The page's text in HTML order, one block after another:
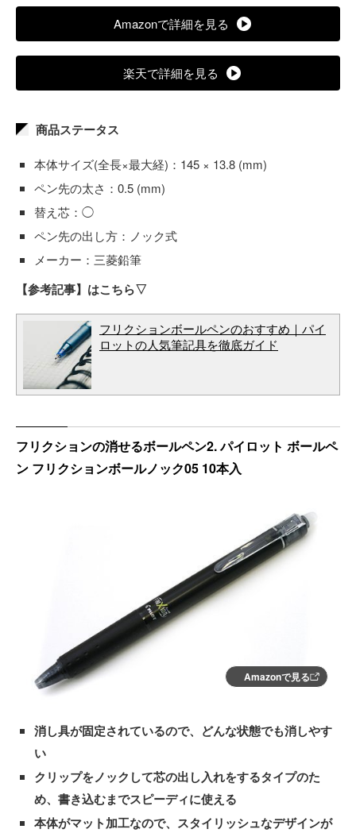
Amazonで詳細を見る
楽天で詳細を見る
商品ステータス
本体サイズ(全長×最大経)：145 × 13.8 (mm)
ペン先の太さ：0.5 (mm)
替え芯：◯
ペン先の出し方：ノック式
メーカー：三菱鉛筆
【参考記事】はこちら▽
フリクションボールペンのおすすめ｜パイ
ロットの人気筆記具を徹底ガイド
フリクションの消せるボールペン2. パイロット ボールペ
ン フリクションボールノック05 10本入
Amazonで見る
消し具が固定されているので、どんな状態でも消しやす
い
クリップをノックして芯の出し入れをするタイプのた
め、書き込むまでスピーディに使える
本体がマット加工なので、スタイリッシュなデザインが